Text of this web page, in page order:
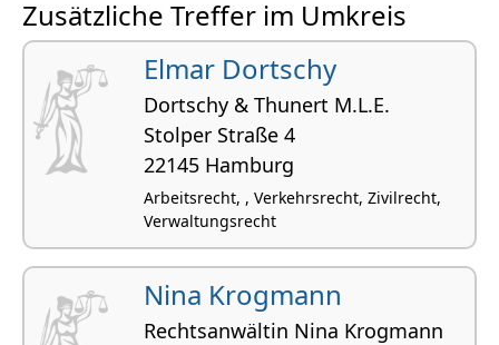
Zusätzliche Treffer im Umkreis
Elmar Dortschy
Dortschy & Thunert M.L.E.
Stolper Straße 4
22145 Hamburg
Arbeitsrecht, , Verkehrsrecht, Zivilrecht,
Verwaltungsrecht
Nina Krogmann
Rechtsanwältin Nina Krogmann